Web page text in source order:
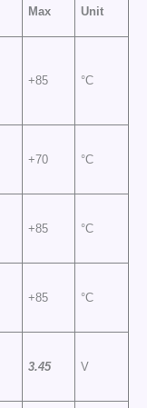
Max Unit
+85 °C
+70 °C
+85 °C
+85 °C
3.45 V